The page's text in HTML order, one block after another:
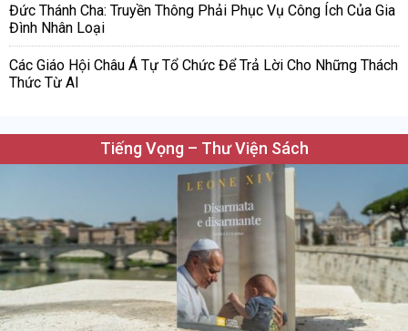
Đức Thánh Cha: Truyền Thông Phải Phục Vụ Công Ích Của Gia
Đình Nhân Loại
Các Giáo Hội Châu Á Tự Tổ Chức Để Trả Lời Cho Những Thách
Thức Từ AI
Tiếng Vọng – Thư Viện Sách